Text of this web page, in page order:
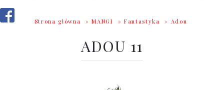
Strona główna » MANGI » Fantastyka » Adou
ADOU 11